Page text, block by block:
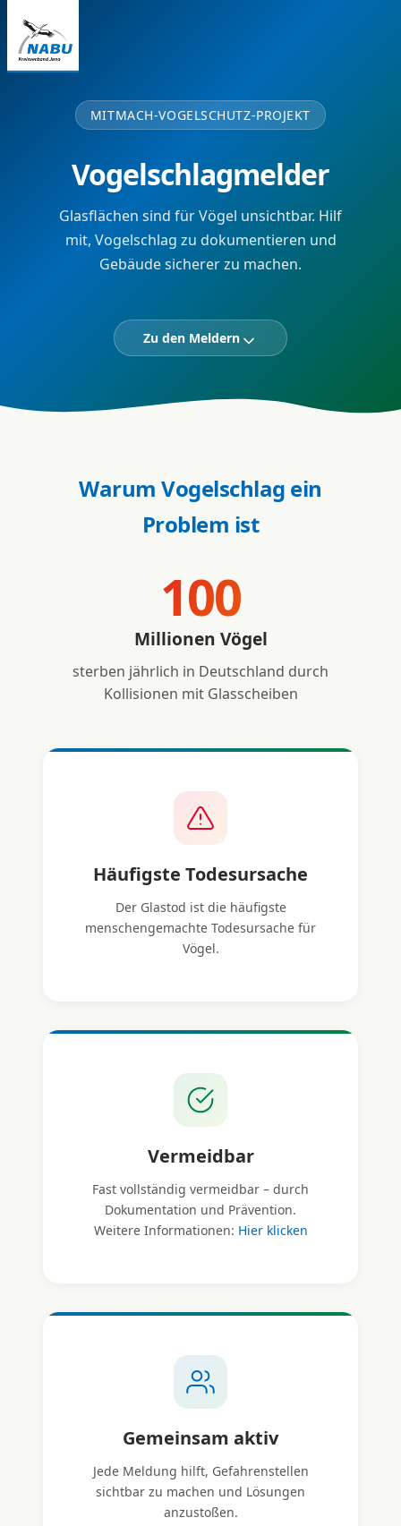
MITMACH-VOGELSCHUTZ-PROJEKT
Vogelschlagmelder
Glasflächen sind für Vögel unsichtbar. Hilf
mit, Vogelschlag zu dokumentieren und
Gebäude sicherer zu machen.
Zu den Meldern
Warum Vogelschlag ein
Problem ist
100
Millionen Vögel
sterben jährlich in Deutschland durch
Kollisionen mit Glasscheiben
Häufigste Todesursache
Der Glastod ist die häufigste
menschengemachte Todesursache für
Vögel.
Vermeidbar
Fast vollständig vermeidbar – durch
Dokumentation und Prävention.
Weitere Informationen: Hier klicken
Gemeinsam aktiv
Jede Meldung hilft, Gefahrenstellen
sichtbar zu machen und Lösungen
anzustoßen.